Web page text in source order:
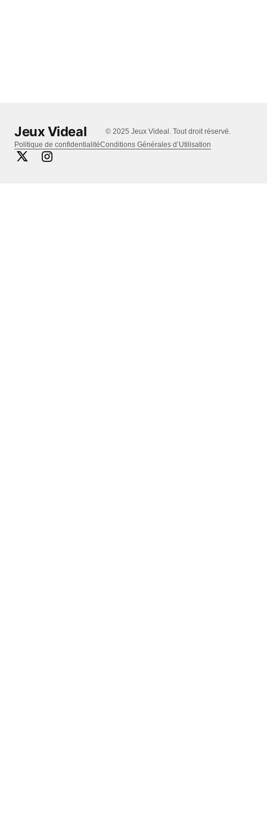
Jeux Videal
© 2025 Jeux Videal. Tout droit réservé.
Politique de confidentialitéConditions Générales d’Utilisation